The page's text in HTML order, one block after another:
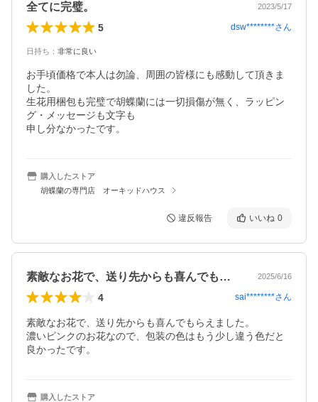
全てに完璧。 2023/5/17
5 dsw********さん
日持ち ： 非常に良い
お手頃価格で本人は勿論、周囲の皆様にも感動して頂きま
した。
生花用梱包も完璧で胡蝶蘭には一切損傷が無く、ラッピン
グ・メッセージも文字も
申し分なかったです。
購入したストア
胡蝶蘭の専門店 オーキッドハウス
違反報告 いいね 0
素敵なお花で、送り先からも喜んでもらえ… 2025/6/16
4 sai********さん
素敵なお花で、送り先からも喜んでもらえました。
濃いピンクのお花なので、包装の色はもう少し違う色だと
良かったです。
購入したストア